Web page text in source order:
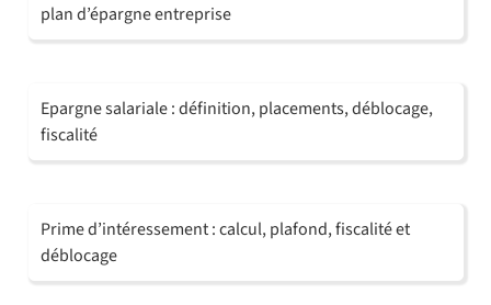
plan d’épargne entreprise
Epargne salariale : définition, placements, déblocage,
fiscalité
Prime d’intéressement : calcul, plafond, fiscalité et
déblocage